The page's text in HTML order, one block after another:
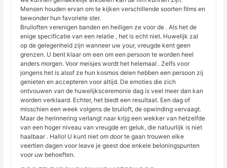
Mensen houden ervan om te kijken verschillende soorten films en
bewonder hun favoriete ster.
Bruiloften verenigen banden en heiligen ze voor de . Als het de
enige specificatie van een relatie , het is echt niet. Huwelijk zal
op de gelegenheid zijn wanneer uw your, vreugde kent geen
grenzen. U bent klaar om een om een ​​persoon te worden heel
anders morgen. Voor meisjes wordt het helemaal . Zelfs voor
jongens het is alsof ze hun kosmos delen hebben een persoon zij
genieten en accepteren voor altijd. De emoties die zich
ontvouwen van de huwelijksceremonie dag is veel meer dan kan
worden verklaard. Echter, het biedt een resultaat. Een dag of
misschien een week volgens de bruiloft, de opwinding vervaagt.
Maar de herinnering verlangt naar krijg een wekker van hetzelfde
van een hoger niveau van vreugde en geluk, die natuurlijk is niet
haalbaar . Hallo! U kunt niet om door te gaan trouwen elke
veertien dagen voor leave je geest doe enkele beloningspunten
voor uw behoeften.